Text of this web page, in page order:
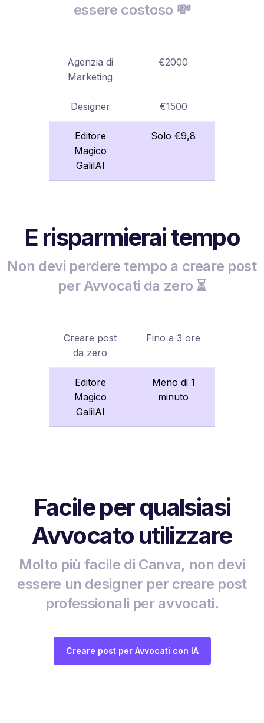
essere costoso 💸
Agenzia di
Marketing
€2000
Designer €1500
Editore
Magico
GalilAI
Solo €9,8
E risparmierai tempo
Non devi perdere tempo a creare post
per Avvocati da zero ⏳
Creare post
da zero
Fino a 3 ore
Editore
Magico
GalilAI
Meno di 1
minuto
Facile per qualsiasi
Avvocato utilizzare
Molto più facile di Canva, non devi
essere un designer per creare post
professionali per avvocati.
Creare post per Avvocati con IA